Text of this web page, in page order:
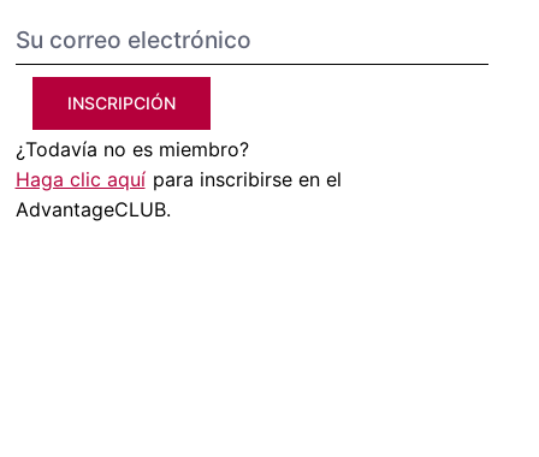
INSCRIPCIÓN
¿Todavía no es miembro?
Haga clic aquí para inscribirse en el
AdvantageCLUB.